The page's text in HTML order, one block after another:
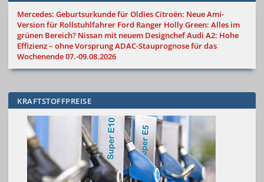
Mercedes: Geburtsurkunde für OldiesCitroën: Neue Ami-
Version für Rollstuhlfahrer Ford Ranger Holly Green: Alles im
grünen Bereich? Nissan mit neuem DesignchefAudi A2: Hohe
Effizienz – ohne VorsprungADAC-Stauprognose für das
Wochenende 07.-09.08.2026
KRAFTSTOFFPREISE